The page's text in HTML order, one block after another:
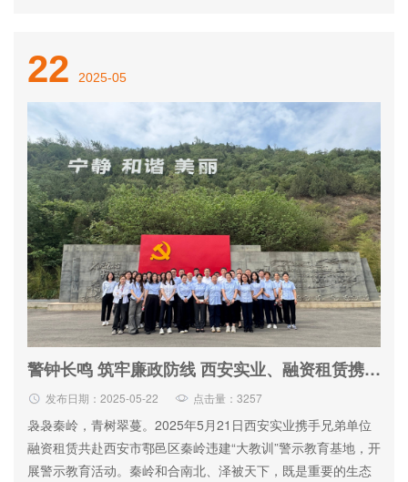
首
页
公司
概况
公司简介
组织架构
新闻
中心
集团要闻
公司新闻
经营
项目
房屋租赁
物业管理
党建
工作
党群动态
廉政建设
联系
我们
招聘信息
联系我们
22 2025-05
警钟长鸣 筑牢廉政防线 西安实业、融资租赁携手开展警示教育活动
发布日期：2025-05-22 点击量：3257
袅袅秦岭，青树翠蔓。2025年5月21日西安实业携手兄弟单位
融资租赁共赴西安市鄠邑区秦岭违建“大教训”警示教育基地，开
展警示教育活动。秦岭和合南北、泽被天下，既是重要的生态